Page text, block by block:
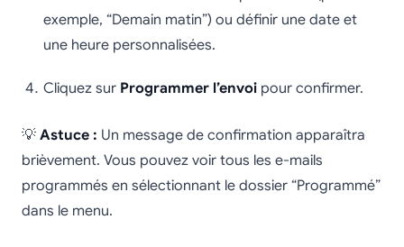
exemple, “Demain matin”) ou définir une date et
une heure personnalisées.
Cliquez sur Programmer l’envoi pour confirmer.
💡 Astuce : Un message de confirmation apparaîtra
brièvement. Vous pouvez voir tous les e-mails
programmés en sélectionnant le dossier “Programmé”
dans le menu.